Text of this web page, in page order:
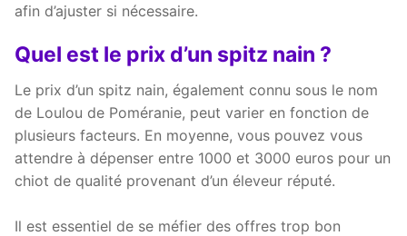
afin d’ajuster si nécessaire.
Quel est le prix d’un spitz nain ?
Le prix d’un spitz nain, également connu sous le nom
de Loulou de Poméranie, peut varier en fonction de
plusieurs facteurs. En moyenne, vous pouvez vous
attendre à dépenser entre 1000 et 3000 euros pour un
chiot de qualité provenant d’un éleveur réputé.
Il est essentiel de se méfier des offres trop bon